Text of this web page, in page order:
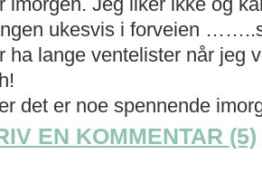
ukesvis i forveien
ha lange ventelister når jeg
det er noe spennende
EN KOMMENTAR (5)